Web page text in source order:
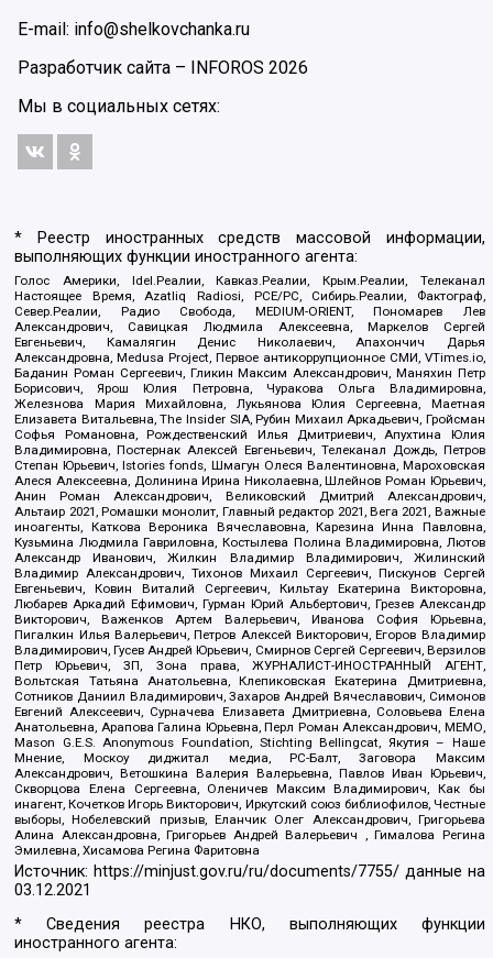
E-mail: info@shelkovchanka.ru
Разработчик сайта –
INFOROS 2026
Мы в социальных сетях:
* Реестр иностранных средств массовой информации,
выполняющих функции иностранного агента:
Голос Америки, Idel.Реалии, Кавказ.Реалии, Крым.Реалии, Телеканал
Настоящее Время, Azatliq Radiosi, PCE/PC, Сибирь.Реалии, Фактограф,
Север.Реалии, Радио Свобода, MEDIUM-ORIENT, Пономарев Лев
Александрович, Савицкая Людмила Алексеевна, Маркелов Сергей
Евгеньевич, Камалягин Денис Николаевич, Апахончич Дарья
Александровна, Medusa Project, Первое антикоррупционное СМИ, VTimes.io,
Баданин Роман Сергеевич, Гликин Максим Александрович, Маняхин Петр
Борисович, Ярош Юлия Петровна, Чуракова Ольга Владимировна,
Железнова Мария Михайловна, Лукьянова Юлия Сергеевна, Маетная
Елизавета Витальевна, The Insider SIA, Рубин Михаил Аркадьевич, Гройсман
Софья Романовна, Рождественский Илья Дмитриевич, Апухтина Юлия
Владимировна, Постернак Алексей Евгеньевич, Телеканал Дождь, Петров
Степан Юрьевич, Istories fonds, Шмагун Олеся Валентиновна, Мароховская
Алеся Алексеевна, Долинина Ирина Николаевна, Шлейнов Роман Юрьевич,
Анин Роман Александрович, Великовский Дмитрий Александрович,
Альтаир 2021, Ромашки монолит, Главный редактор 2021, Вега 2021, Важные
иноагенты, Каткова Вероника Вячеславовна, Карезина Инна Павловна,
Кузьмина Людмила Гавриловна, Костылева Полина Владимировна, Лютов
Александр Иванович, Жилкин Владимир Владимирович, Жилинский
Владимир Александрович, Тихонов Михаил Сергеевич, Пискунов Сергей
Евгеньевич, Ковин Виталий Сергеевич, Кильтау Екатерина Викторовна,
Любарев Аркадий Ефимович, Гурман Юрий Альбертович, Грезев Александр
Викторович, Важенков Артем Валерьевич, Иванова София Юрьевна,
Пигалкин Илья Валерьевич, Петров Алексей Викторович, Егоров Владимир
Владимирович, Гусев Андрей Юрьевич, Смирнов Сергей Сергеевич, Верзилов
Петр Юрьевич, ЗП, Зона права, ЖУРНАЛИСТ-ИНОСТРАННЫЙ АГЕНТ,
Вольтская Татьяна Анатольевна, Клепиковская Екатерина Дмитриевна,
Сотников Даниил Владимирович, Захаров Андрей Вячеславович, Симонов
Евгений Алексеевич, Сурначева Елизавета Дмитриевна, Соловьева Елена
Анатольевна, Арапова Галина Юрьевна, Перл Роман Александрович, МЕМО,
Mason G.E.S. Anonymous Foundation, Stichting Bellingcat, Якутия – Наше
Мнение, Москоу диджитал медиа, РС-Балт, Заговора Максим
Александрович, Ветошкина Валерия Валерьевна, Павлов Иван Юрьевич,
Скворцова Елена Сергеевна, Оленичев Максим Владимирович, Как бы
инагент, Кочетков Игорь Викторович, Иркутский союз библиофилов, Честные
выборы, Нобелевский призыв, Еланчик Олег Александрович, Григорьева
Алина Александровна, Григорьев Андрей Валерьевич , Гималова Регина
Эмилевна, Хисамова Регина Фаритовна
Источник: https://minjust.gov.ru/ru/documents/7755/ данные на
03.12.2021
* Сведения реестра НКО, выполняющих функции
иностранного агента: